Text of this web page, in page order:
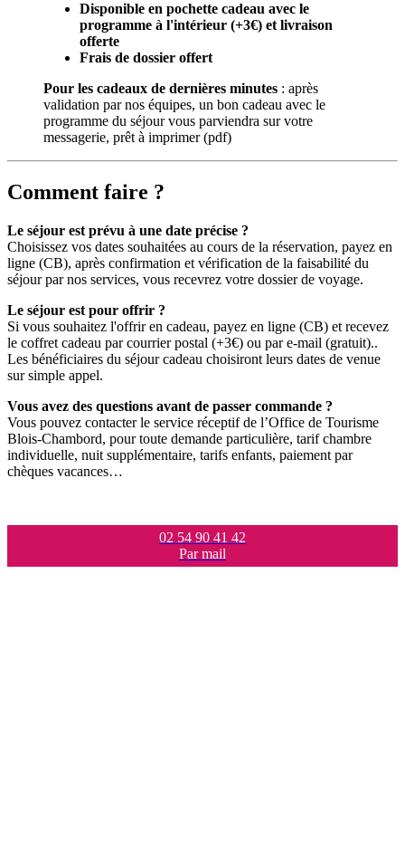
Disponible en pochette cadeau avec le
programme à l'intérieur (+3€) et livraison
offerte
Frais de dossier offert
Pour les cadeaux de dernières minutes : après
validation par nos équipes, un bon cadeau avec le
programme du séjour vous parviendra sur votre
messagerie, prêt à imprimer (pdf)
Comment faire ?
Le séjour est prévu à une date précise ?
Choisissez vos dates souhaitées au cours de la réservation, payez en
ligne (CB), après confirmation et vérification de la faisabilité du
séjour par nos services, vous recevrez votre dossier de voyage.
Le séjour est pour offrir ?
Si vous souhaitez l'offrir en cadeau, payez en ligne (CB) et recevez
le coffret cadeau par courrier postal (+3€) ou par e-mail (gratuit)..
Les bénéficiaires du séjour cadeau choisiront leurs dates de venue
sur simple appel.
Vous avez des questions avant de passer commande ?
Vous pouvez contacter le service réceptif de l’Office de Tourisme
Blois-Chambord, pour toute demande particulière, tarif chambre
individuelle, nuit supplémentaire, tarifs enfants, paiement par
chèques vacances…
02 54 90 41 42
Par mail